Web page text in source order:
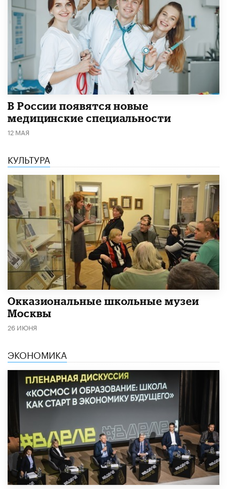
В России появятся новые
медицинские специальности
12 МАЯ
КУЛЬТУРА
​Окказиональные школьные музеи
Москвы
26 ИЮНЯ
ЭКОНОМИКА